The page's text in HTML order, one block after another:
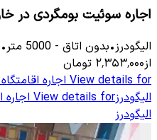
اجاره سوئیت بومگردی در
الیگودرز•بدون اتاق -
5000 متر•
از۲٬۳۵۳٬۰۰۰ تومان
View details for اجاره
الیگودرزView details for اجاره
الیگودرز